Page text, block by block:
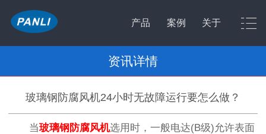
产品 案例 关于
资讯详情
玻璃钢防腐风机24小时无故障运行要怎么做？
当玻璃钢防腐风机选用时，一般电达(B级)允许表面